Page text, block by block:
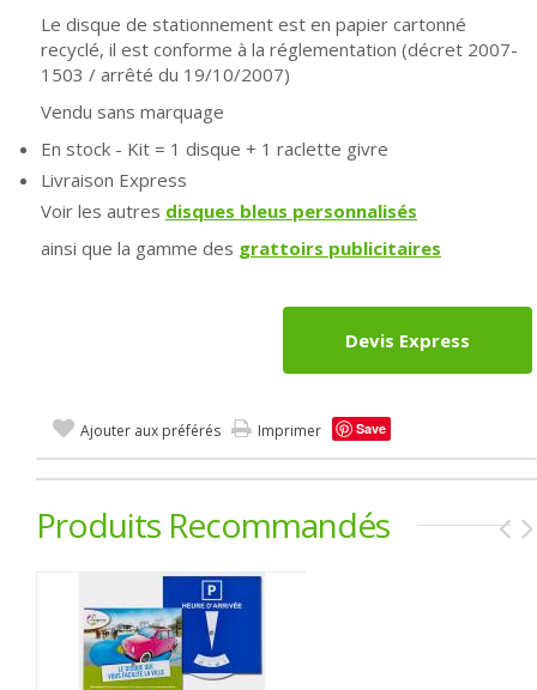
Le disque de stationnement est en papier cartonné
recyclé, il est conforme à la réglementation (décret 2007-
1503 / arrêté du 19/10/2007)
Vendu sans marquage
En stock - Kit = 1 disque + 1 raclette givre
Livraison Express
Voir les autres disques bleus personnalisés
ainsi que la gamme des grattoirs publicitaires
Devis Express
Ajouter aux préférés Imprimer Save
Produits Recommandés